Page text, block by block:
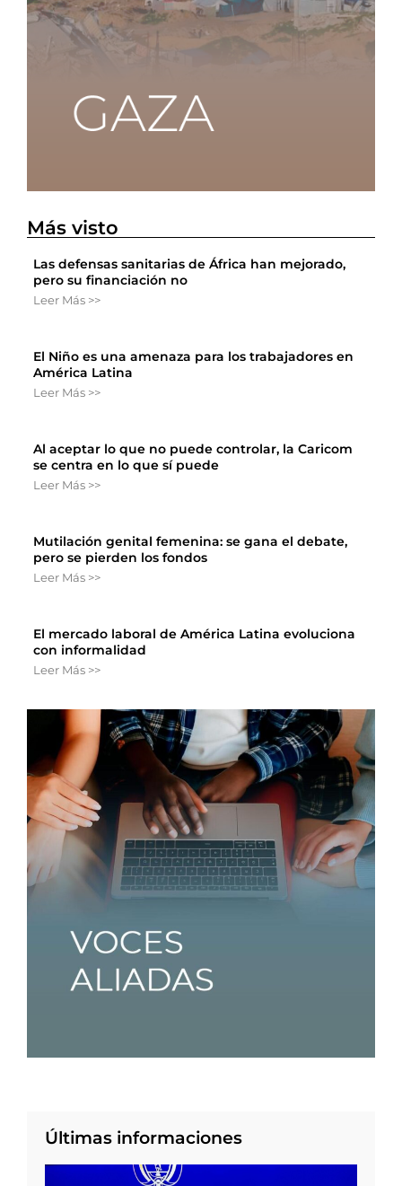
Más visto
Las defensas sanitarias de África han mejorado,
pero su financiación no
Leer Más >>
El Niño es una amenaza para los trabajadores en
América Latina
Leer Más >>
Al aceptar lo que no puede controlar, la Caricom
se centra en lo que sí puede
Leer Más >>
Mutilación genital femenina: se gana el debate,
pero se pierden los fondos
Leer Más >>
El mercado laboral de América Latina evoluciona
con informalidad
Leer Más >>
Últimas informaciones